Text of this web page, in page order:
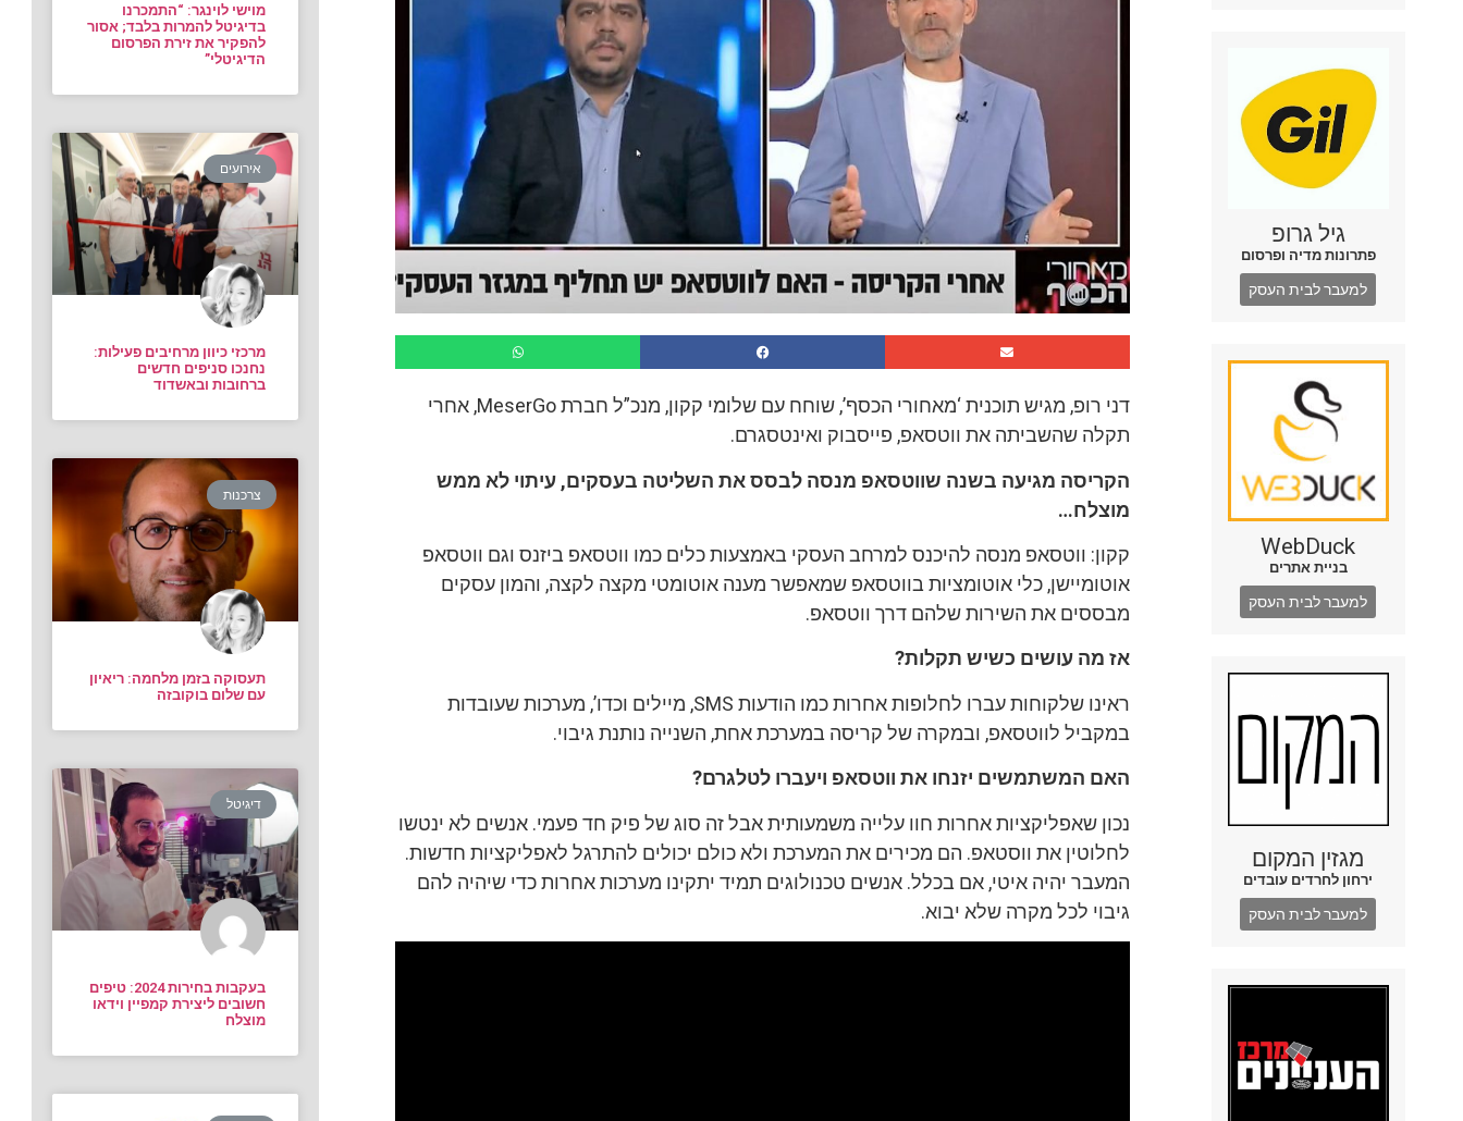
גיל גרופ
פתרונות מדיה ופרסום
למעבר לבית העסק
WebDuck
בניית אתרים
למעבר לבית העסק
מגזין המקום
ירחון לחרדים עובדים
למעבר לבית העסק
דני רופ, מגיש תוכנית ‘מאחורי הכסף’, שוחח עם שלומי קקון, מנכ”ל חברת MeserGo, אחרי
תקלה שהשביתה את ווטסאפ, פייסבוק ואינטסגרם.
הקריסה מגיעה בשנה שווטסאפ מנסה לבסס את השליטה בעסקים, עיתוי לא ממש
מוצלח…
קקון: ווטסאפ מנסה להיכנס למרחב העסקי באמצעות כלים כמו ווטסאפ ביזנס וגם ווטסאפ
אוטומיישן, כלי אוטומציות בווטסאפ שמאפשר מענה אוטומטי מקצה לקצה, והמון עסקים
מבססים את השירות שלהם דרך ווטסאפ.
אז מה עושים כשיש תקלות?
ראינו שלקוחות עברו לחלופות אחרות כמו הודעות SMS, מיילים וכדו’, מערכות שעובדות
במקביל לווטסאפ, ובמקרה של קריסה במערכת אחת, השנייה נותנת גיבוי.
האם המשתמשים יזנחו את ווטסאפ ויעברו לטלגרם?
נכון שאפליקציות אחרות חוו עלייה משמעותית אבל זה סוג של פיק חד פעמי. אנשים לא ינטשו
לחלוטין את ווסטאפ. הם מכירים את המערכת ולא כולם יכולים להתרגל לאפליקציות חדשות.
המעבר יהיה איטי, אם בכלל. אנשים טכנולוגים תמיד יתקינו מערכות אחרות כדי שיהיה להם
גיבוי לכל מקרה שלא יבוא.
מוישי לוינגר: “התמכרנו
בדיגיטל להמרות בלבד; אסור
להפקיר את זירת הפרסום
הדיגיטלי”
אירועים
מרכזי כיוון מרחיבים פעילות:
נחנכו סניפים חדשים
ברחובות ובאשדוד
צרכנות
תעסוקה בזמן מלחמה: ריאיון
עם שלום בוקובזה
דיגיטל
בעקבות בחירות 2024: טיפים
חשובים ליצירת קמפיין וידאו
מוצלח